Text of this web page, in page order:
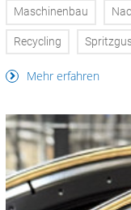
Maschinenbau
Recycling
Mehr erfahren